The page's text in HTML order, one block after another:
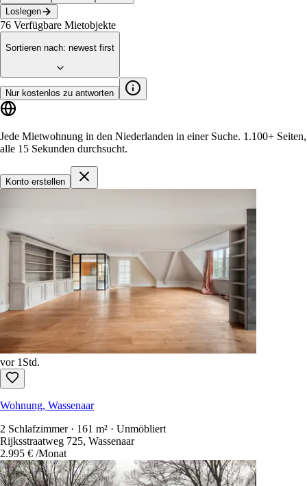
Loslegen
76 Verfügbare Mietobjekte
Sortieren nach: newest first
Nur kostenlos zu antworten
Jede Mietwohnung in den Niederlanden in einer Suche. 1.100+ Seiten,
alle 15 Sekunden durchsucht.
Konto erstellen
vor 1Std.
Wohnung, Wassenaar
2 Schlafzimmer · 161 m² · Unmöbliert
Rijksstraatweg 725, Wassenaar
2.995 € /Monat